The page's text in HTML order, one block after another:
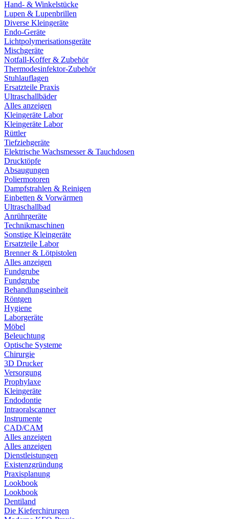
Hand- & Winkelstücke
Lupen & Lupenbrillen
Diverse Kleingeräte
Endo-Geräte
Lichtpolymerisationsgeräte
Mischgeräte
Notfall-Koffer & Zubehör
Thermodesinfektor-Zubehör
Stuhlauflagen
Ersatzteile Praxis
Ultraschallbäder
Alles anzeigen
Kleingeräte Labor
Kleingeräte Labor
Rüttler
Tiefziehgeräte
Elektrische Wachsmesser & Tauchdosen
Drucktöpfe
Absaugungen
Poliermotoren
Dampfstrahlen & Reinigen
Einbetten & Vorwärmen
Ultraschallbad
Anrührgeräte
Technikmaschinen
Sonstige Kleingeräte
Ersatzteile Labor
Brenner & Lötpistolen
Alles anzeigen
Fundgrube
Fundgrube
Behandlungseinheit
Röntgen
Hygiene
Laborgeräte
Möbel
Beleuchtung
Optische Systeme
Chirurgie
3D Drucker
Versorgung
Prophylaxe
Kleingeräte
Endodontie
Intraoralscanner
Instrumente
CAD/CAM
Alles anzeigen
Alles anzeigen
Dienstleistungen
Existenzgründung
Praxisplanung
Lookbook
Lookbook
Dentiland
Die Kieferchirurgen